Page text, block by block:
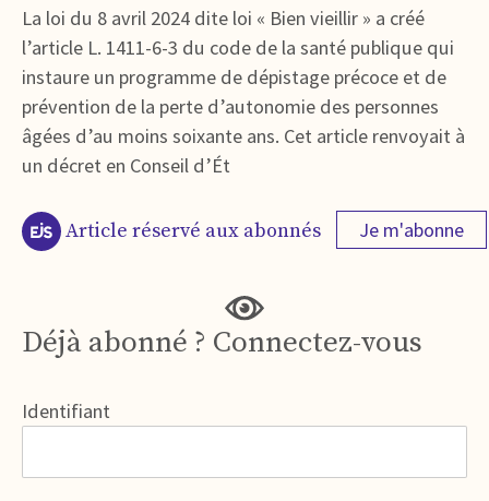
La loi du 8 avril 2024 dite loi « Bien vieillir » a créé
l’article L. 1411-6-3 du code de la santé publique qui
instaure un programme de dépistage précoce et de
prévention de la perte d’autonomie des personnes
âgées d’au moins soixante ans. Cet article renvoyait à
un décret en Conseil d’Ét
Article réservé aux abonnés Je m'abonne
Déjà abonné ? Connectez-vous
Identifiant